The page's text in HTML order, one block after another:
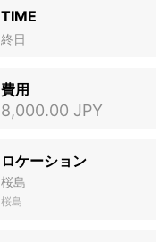
TIME
終日
費用
8,000.00 JPY
ロケーション
桜島
桜島